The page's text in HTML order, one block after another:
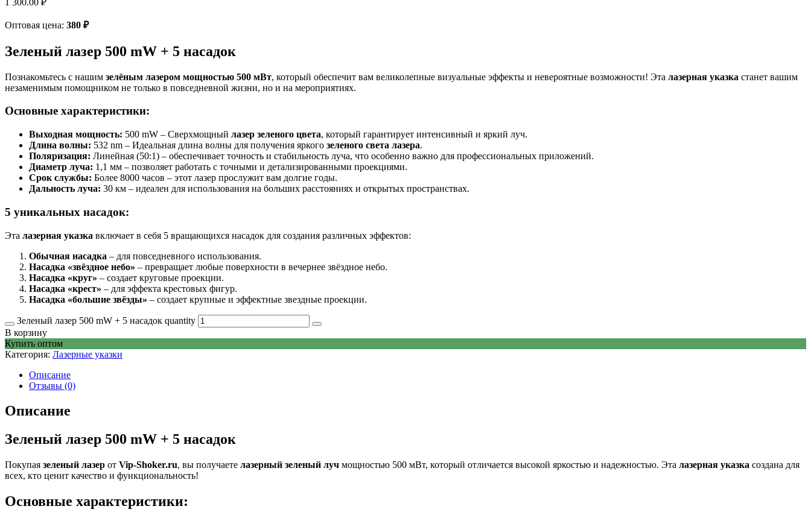
Оптовая цена: 380 ₽
Зеленый лазер 500 mW + 5 насадок
Познакомьтесь с нашим зелёным лазером мощностью 500 мВт, который обеспечит вам великолепные визуальные эффекты и невероятные возможности! Эта лазерная указка станет вашим
незаменимым помощником не только в повседневной жизни, но и на мероприятиях.
Основные характеристики:
Выходная мощность: 500 mW – Сверхмощный лазер зеленого цвета, который гарантирует интенсивный и яркий луч.
Длина волны: 532 nm – Идеальная длина волны для получения яркого зеленого света лазера.
Поляризация: Линейная (50:1) – обеспечивает точность и стабильность луча, что особенно важно для профессиональных приложений.
Диаметр луча: 1,1 мм – позволяет работать с точными и детализированными проекциями.
Срок службы: Более 8000 часов – этот лазер прослужит вам долгие годы.
Дальность луча: 30 км – идеален для использования на больших расстояниях и открытых пространствах.
5 уникальных насадок:
Эта лазерная указка включает в себя 5 вращающихся насадок для создания различных эффектов:
Обычная насадка – для повседневного использования.
Насадка «звёздное небо» – превращает любые поверхности в вечернее звёздное небо.
Насадка «круг» – создает круговые проекции.
Насадка «крест» – для эффекта крестовых фигур.
Насадка «большие звёзды» – создает крупные и эффектные звездные проекции.
Зеленый лазер 500 mW + 5 насадок quantity
В корзину
Купить оптом
Категория: Лазерные указки
Описание
Отзывы (0)
Описание
Зеленый лазер 500 mW + 5 насадок
Покупая зеленый лазер от Vip-Shoker.ru, вы получаете лазерный зеленый луч мощностью 500 мВт, который отличается высокой яркостью и надежностью. Эта лазерная указка создана для
всех, кто ценит качество и функциональность!
Основные характеристики: